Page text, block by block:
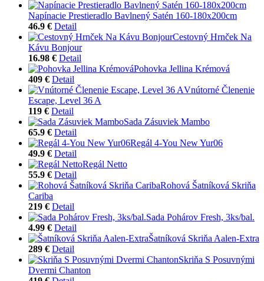
Napínacie Prestieradlo Bavlnený Satén 160-180x200cm
46.9 € Detail
Cestovný Hrnček Na
Kávu Bonjour
16.98 € Detail
Pohovka Jellina Krémová
409 € Detail
Vnútorné Členenie
Escape, Level 36 A
119 € Detail
Sada Zásuviek Mambo
65.9 € Detail
Regál 4-You New Yur06
49.9 € Detail
Regál Netto
55.9 € Detail
Rohová Šatníková Skriňa
Cariba
219 € Detail
Sada Pohárov Fresh, 3ks/bal.
4.99 € Detail
Šatníková Skriňa Aalen-Extra
289 € Detail
Skriňa S Posuvnými
Dvermi Chanton